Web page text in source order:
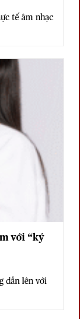
tế âm nhạc
với “kỷ
dần lên với